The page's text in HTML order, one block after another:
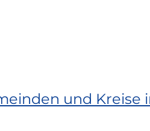
und Kreise